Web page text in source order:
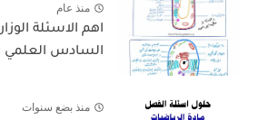
منذ عام
اهم الاسئلة
السادس العلمي
منذ بضع سنوات